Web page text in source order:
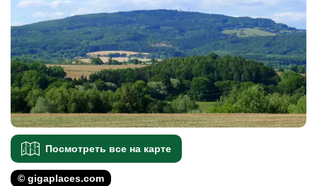
Посмотреть все на карте
© gigaplaces.com